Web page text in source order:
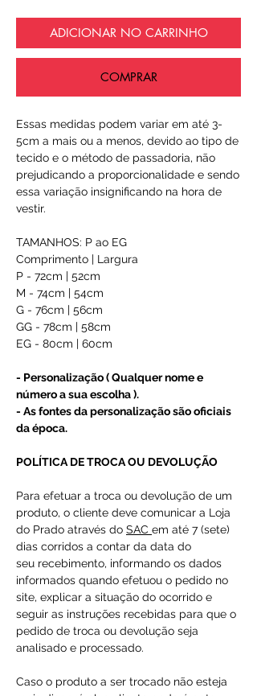
ADICIONAR NO CARRINHO
COMPRAR
Essas medidas podem variar em até 3-
5cm a mais ou a menos, devido ao tipo de
tecido e o método de passadoria, não
prejudicando a proporcionalidade e sendo
essa variação insignificando na hora de
vestir.
TAMANHOS: P ao EG
Comprimento | Largura
P - 72cm | 52cm
M - 74cm | 54cm
G - 76cm | 56cm
GG - 78cm | 58cm
EG - 80cm | 60cm
- Personalização ( Qualquer nome e
número a sua escolha ).
- As fontes da personalização são oficiais
da época.
POLÍTICA DE TROCA OU DEVOLUÇÃO
Para efetuar a troca ou devolução de um
produto, o cliente deve comunicar a Loja
do Prado através do SAC em até 7 (sete)
dias corridos a contar da data do
seu recebimento, informando os dados
informados quando efetuou o pedido no
site, explicar a situação do ocorrido e
seguir as instruções recebidas para que o
pedido de troca ou devolução seja
analisado e processado.
Caso o produto a ser trocado não esteja